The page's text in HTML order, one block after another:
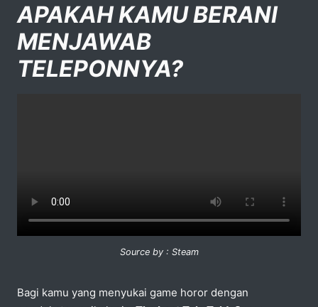
APAKAH KAMU BERANI
MENJAWAB
TELEPONNYA?
Source by : Steam
Bagi kamu yang menyukai game horor dengan